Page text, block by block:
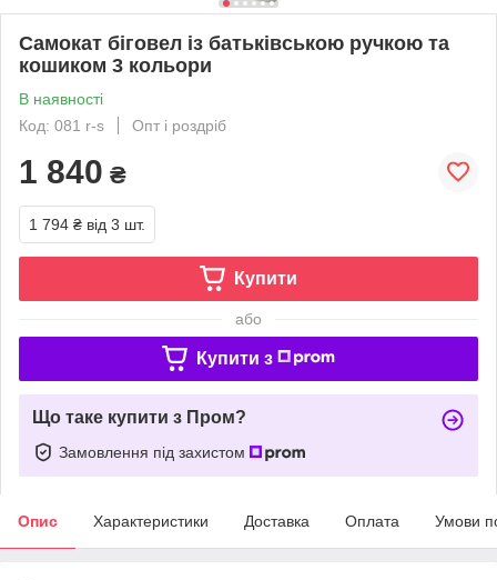
Самокат біговел із батьківською ручкою та
кошиком 3 кольори
В наявності
Код: 081 r-s
Опт і роздріб
1 840 ₴
1 794 ₴ від 3 шт.
Купити
або
Купити з
Що таке купити з Пром?
Замовлення під захистом
Опис Характеристики Доставка Оплата Умови